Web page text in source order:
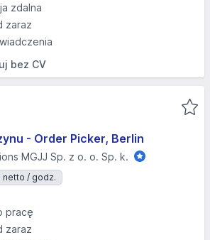
zdalna
zaraz
bez CV
- Order Picker, Berlin
MGJJ Sp. z o. o. Sp. k.
netto / godz.
pracę
zaraz